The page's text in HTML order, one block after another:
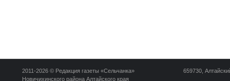
659730,
2011-2026 © Редакция газеты «Сельчанка»
Новичихинского района Алтайского края